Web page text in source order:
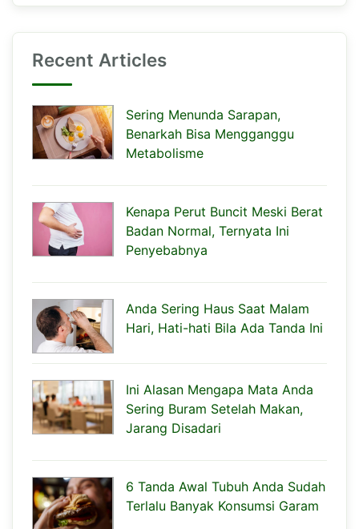
Recent Articles
Sering Menunda Sarapan,
Benarkah Bisa Mengganggu
Metabolisme
Kenapa Perut Buncit Meski Berat
Badan Normal, Ternyata Ini
Penyebabnya
Anda Sering Haus Saat Malam
Hari, Hati-hati Bila Ada Tanda Ini
Ini Alasan Mengapa Mata Anda
Sering Buram Setelah Makan,
Jarang Disadari
6 Tanda Awal Tubuh Anda Sudah
Terlalu Banyak Konsumsi Garam